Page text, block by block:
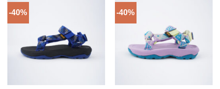
-40% -40%